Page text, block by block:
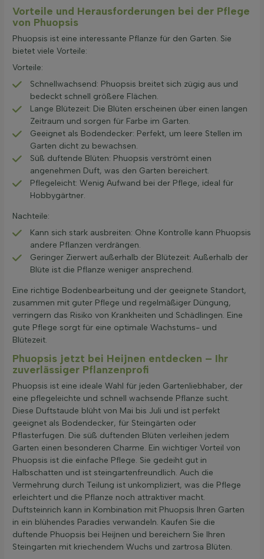
Vorteile und Herausforderungen bei der Pflege
von Phuopsis
Phuopsis ist eine interessante Pflanze für den Garten. Sie
bietet viele Vorteile:
Vorteile:
Schnellwachsend: Phuopsis breitet sich zügig aus und
bedeckt schnell größere Flächen.
Lange Blütezeit: Die Blüten erscheinen über einen langen
Zeitraum und sorgen für Farbe im Garten.
Geeignet als Bodendecker: Perfekt, um leere Stellen im
Garten dicht zu bewachsen.
Süß duftende Blüten: Phuopsis verströmt einen
angenehmen Duft, was den Garten bereichert.
Pflegeleicht: Wenig Aufwand bei der Pflege, ideal für
Hobbygärtner.
Nachteile:
Kann sich stark ausbreiten: Ohne Kontrolle kann Phuopsis
andere Pflanzen verdrängen.
Geringer Zierwert außerhalb der Blütezeit: Außerhalb der
Blüte ist die Pflanze weniger ansprechend.
Eine richtige Bodenbearbeitung und der geeignete Standort,
zusammen mit guter Pflege und regelmäßiger Düngung,
verringern das Risiko von Krankheiten und Schädlingen. Eine
gute Pflege sorgt für eine optimale Wachstums- und
Blütezeit.
Phuopsis jetzt bei Heijnen entdecken – Ihr
zuverlässiger Pflanzenprofi
Phuopsis ist eine ideale Wahl für jeden Gartenliebhaber, der
eine pflegeleichte und schnell wachsende Pflanze sucht.
Diese Duftstaude blüht von Mai bis Juli und ist perfekt
geeignet als Bodendecker, für Steingärten oder
Pflasterfugen. Die süß duftenden Blüten verleihen jedem
Garten einen besonderen Charme. Ein wichtiger Vorteil von
Phuopsis ist die einfache Pflege. Sie gedeiht gut in
Halbschatten und ist steingartenfreundlich. Auch die
Vermehrung durch Teilung ist unkompliziert, was die Pflege
erleichtert und die Pflanze noch attraktiver macht.
Duftsteinrich kann in Kombination mit Phuopsis Ihren Garten
in ein blühendes Paradies verwandeln. Kaufen Sie die
duftende Phuopsis bei Heijnen und bereichern Sie Ihren
Steingarten mit kriechendem Wuchs und zartrosa Blüten.